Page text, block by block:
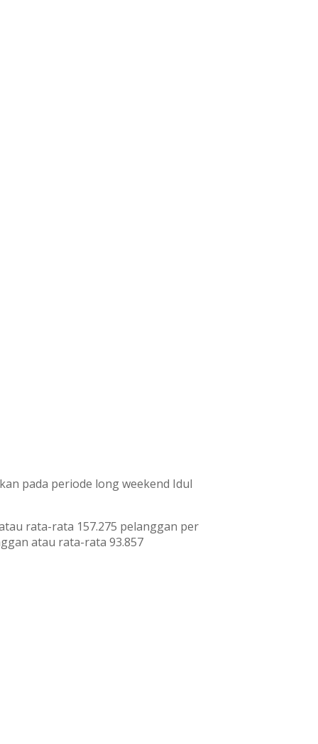
pada periode long weekend Idul
rata-rata 157.275 pelanggan per
atau rata-rata 93.857